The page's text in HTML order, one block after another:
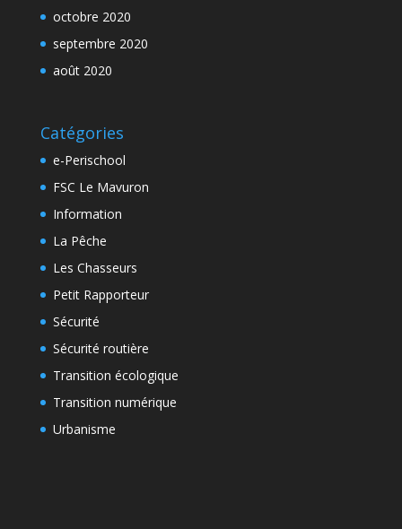
octobre 2020
septembre 2020
août 2020
Catégories
e-Perischool
FSC Le Mavuron
Information
La Pêche
Les Chasseurs
Petit Rapporteur
Sécurité
Sécurité routière
Transition écologique
Transition numérique
Urbanisme